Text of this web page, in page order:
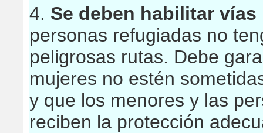
4. Se deben habilitar
personas refugiadas no
peligrosas rutas. Debe
mujeres no estén
y que los menores y las
reciben la protección